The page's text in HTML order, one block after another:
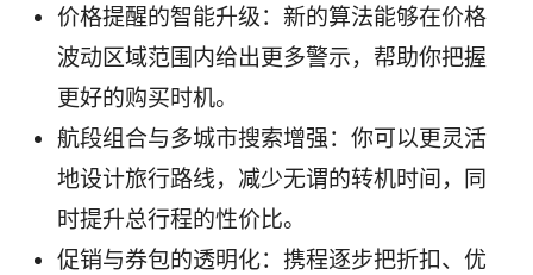
价格提醒的智能升级：新的算法能够在价格
波动区域范围内给出更多警示，帮助你把握
更好的购买时机。
航段组合与多城市搜索增强：你可以更灵活
地设计旅行路线，减少无谓的转机时间，同
时提升总行程的性价比。
促销与券包的透明化：携程逐步把折扣、优